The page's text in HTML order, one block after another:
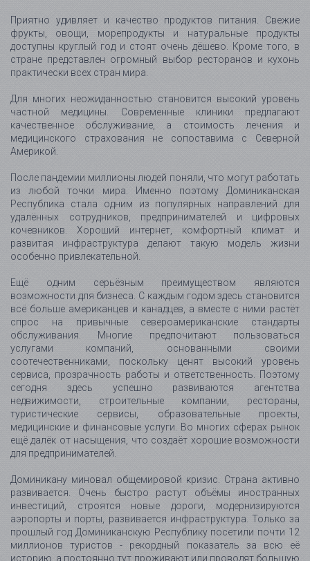
Приятно удивляет и качество продуктов питания. Свежие
фрукты, овощи, морепродукты и натуральные продукты
доступны круглый год и стоят очень дёшево. Кроме того, в
стране представлен огромный выбор ресторанов и кухонь
практически всех стран мира.
Для многих неожиданностью становится высокий уровень
частной медицины. Современные клиники предлагают
качественное обслуживание, а стоимость лечения и
медицинского страхования не сопоставима с Северной
Америкой.
После пандемии миллионы людей поняли, что могут работать
из любой точки мира. Именно поэтому Доминиканская
Республика стала одним из популярных направлений для
удалённых сотрудников, предпринимателей и цифровых
кочевников. Хороший интернет, комфортный климат и
развитая инфраструктура делают такую модель жизни
особенно привлекательной.
Ещё одним серьёзным преимуществом являются
возможности для бизнеса. С каждым годом здесь становится
всё больше американцев и канадцев, а вместе с ними растёт
спрос на привычные североамериканские стандарты
обслуживания. Многие предпочитают пользоваться
услугами компаний, основанными своими
соотечественниками, поскольку ценят высокий уровень
сервиса, прозрачность работы и ответственность. Поэтому
сегодня здесь успешно развиваются агентства
недвижимости, строительные компании, рестораны,
туристические сервисы, образовательные проекты,
медицинские и финансовые услуги. Во многих сферах рынок
ещё далёк от насыщения, что создаёт хорошие возможности
для предпринимателей.
Доминикану миновал общемировой кризис. Страна активно
развивается. Очень быстро растут объёмы иностранных
инвестиций, строятся новые дороги, модернизируются
аэропорты и порты, развивается инфраструктура. Только за
прошлый год Доминиканскую Республику посетили почти 12
миллионов туристов - рекордный показатель за всю её
историю, а постоянно тут проживают или проводят большую